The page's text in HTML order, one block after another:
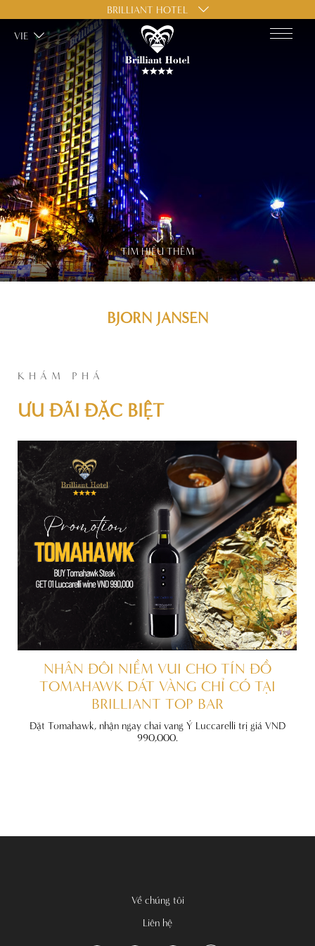
TÌM HIỂU THÊM
VIE
BRILLIANT HOTEL
BJORN JANSEN
KHÁM PHÁ
ƯU ĐÃI ĐẶC BIỆT
NHÂN ĐÔI NIỀM VUI CHO TÍN ĐỒ
TOMAHAWK DÁT VÀNG CHỈ CÓ TẠI
BRILLIANT TOP BAR
Đặt Tomahawk, nhận ngay chai vang Ý Luccarelli trị giá VND
990,000.
Về chúng tôi
Liên hệ